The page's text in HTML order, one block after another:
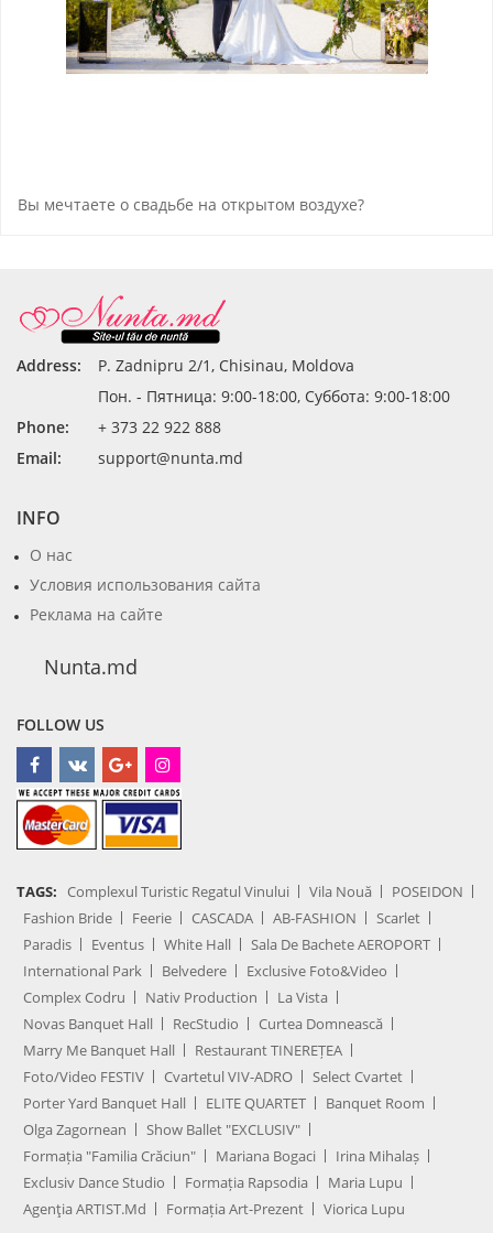
Вы мечтаете о свадьбе на открытом воздухе?
Address:
P. Zadnipru 2/1, Chisinau, Moldova
Пон. - Пятница: 9:00-18:00, Суббота: 9:00-18:00
Phone:
+ 373 22 922 888
Email:
support@nunta.md
INFO
О нас
Условия использования сайта
Реклама на сайте
Nunta.md
FOLLOW US
TAGS: Complexul Turistic Regatul Vinului Vila Nouă
POSEIDON
Fashion Bride
Feerie CASCADA AB-FASHION
Scarlet
Paradis
Eventus White Hall
Sala De Bachete AEROPORT
International Park
Belvedere
Exclusive Foto&Video
Complex Codru
Nativ Production
La Vista
Novas Banquet Hall
RecStudio
Curtea Domnească
Marry Me Banquet Hall
Restaurant TINEREȚEA
Foto/Video FESTIV
Cvartetul VIV-ADRO
Select Cvartet
Porter Yard Banquet Hall
ELITE QUARTET
Banquet Room
Olga Zagornean
Show Ballet "EXCLUSIV"
Formația "Familia Crăciun"
Mariana Bogaci
Irina Mihalaș
Exclusiv Dance Studio
Formația Rapsodia
Maria Lupu
Agenţia ARTIST.md
Formația Art-Prezent Viorica Lupu